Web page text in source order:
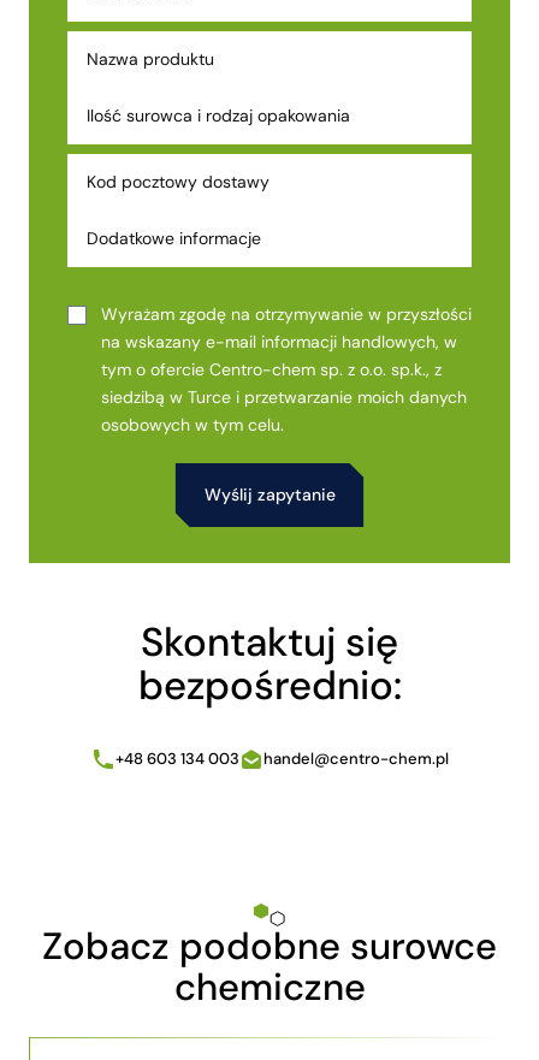
Wyrażam zgodę na otrzymywanie w przyszłości
na wskazany e-mail informacji handlowych, w
tym o ofercie Centro-chem sp. z o.o. sp.k., z
siedzibą w Turce i przetwarzanie moich danych
osobowych w tym celu.
Skontaktuj się
bezpośrednio:
+48 603 134 003 handel@centro-chem.pl
Zobacz podobne surowce
chemiczne